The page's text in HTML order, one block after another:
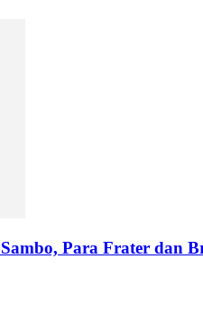
Para Frater dan